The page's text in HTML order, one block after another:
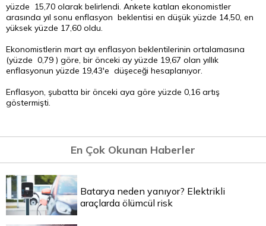
yüzde 15,70 olarak belirlendi. Ankete katılan ekonomistler
arasında yıl sonu enflasyon beklentisi en düşük yüzde 14,50, en
yüksek yüzde 17,60 oldu.
Ekonomistlerin mart ayı enflasyon beklentilerinin ortalamasına
(yüzde 0,79 ) göre, bir önceki ay yüzde 19,67 olan yıllık
enflasyonun yüzde 19,43'e düşeceği hesaplanıyor.
Enflasyon, şubatta bir önceki aya göre yüzde 0,16 artış
göstermişti.
En Çok Okunan Haberler
Batarya neden yanıyor? Elektrikli
araçlarda ölümcül risk